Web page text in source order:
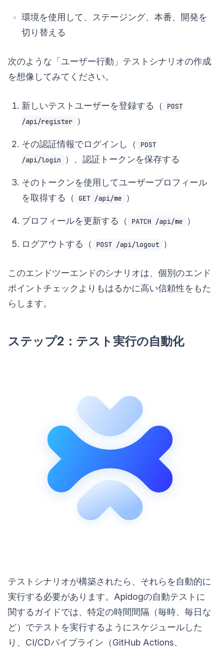
環境を使用して、ステージング、本番、開発を
切り替える
次のような「ユーザー行動」テストシナリオの作成
を想像してみてください。
新しいテストユーザーを登録する（
POST
/api/register
）
その認証情報でログインし（
POST
/api/login
）、認証トークンを保存する
そのトークンを使用してユーザープロフィール
を取得する（
GET /api/me ）
プロフィールを更新する（ PATCH /api/me ）
ログアウトする（ POST /api/logout ）
このエンドツーエンドのシナリオは、個別のエンド
ポイントチェックよりもはるかに高い信頼性をもた
らします。
ステップ2：テスト実行の自動化
テストシナリオが構築されたら、それらを自動的に
実行する必要があります。Apidogの自動テストに
関するガイドでは、特定の時間間隔（毎時、毎日な
ど）でテストを実行するようにスケジュールした
り、CI/CDパイプライン（GitHub Actions、